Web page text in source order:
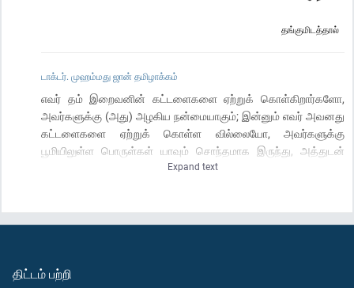
தங்குமிடத்தால்
டாக்டர். முஹம்மது ஜான் தமிழாக்கம்
எவர் தம் இறைவனின் கட்டளைகளை ஏற்றுக் கொள்கிறார்களோ,
அவர்களுக்கு (அது) அழகிய நன்மையாகும்; இன்னும் எவர் அவனது
கட்டளைகளை ஏற்றுக் கொள்ள வில்லையோ, அவர்களுக்கு
பூமியிலுள்ள பொருள்கள் யாவும் சொந்தமாக இருந்து, அத்துடன்
அதைப்போன்ற (இன்னொரு) பாகமும் இருந்து (மறுமையின்
Expand text
திட்டம் பற்றி